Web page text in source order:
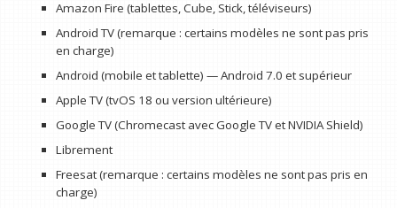
Amazon Fire (tablettes, Cube, Stick, téléviseurs)
Android TV (remarque : certains modèles ne sont pas pris
en charge)
Android (mobile et tablette) — Android 7.0 et supérieur
Apple TV (tvOS 18 ou version ultérieure)
Google TV (Chromecast avec Google TV et NVIDIA Shield)
Librement
Freesat (remarque : certains modèles ne sont pas pris en
charge)